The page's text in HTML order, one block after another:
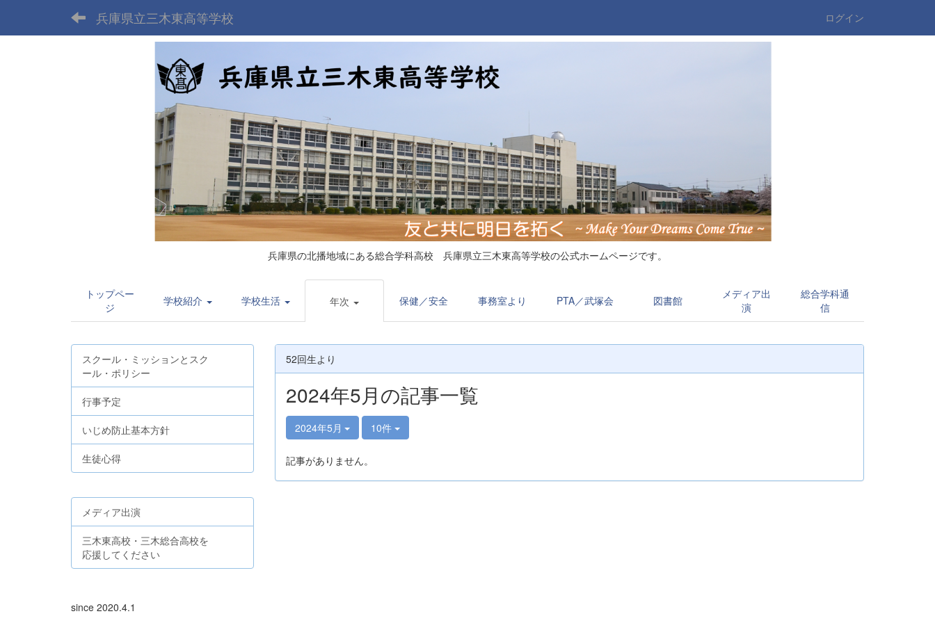
兵庫県立三木東高等学校 ログイン
兵庫県の北播地域にある総合学科高校 兵庫県立三木東高等学校の公式ホームページです。
トップペー
ジ
学校紹介 学校生活 年次 保健／安全 事務室より PTA／武塚会 図書館
メディア出
演
総合学科通
信
52回生より
2024年5月の記事一覧
2024年5月 10件
記事がありません。
スクール・ミッションとスク
ール・ポリシー
行事予定
いじめ防止基本方針
生徒心得
メディア出演
三木東高校・三木総合高校を
応援してください
since 2020.4.1